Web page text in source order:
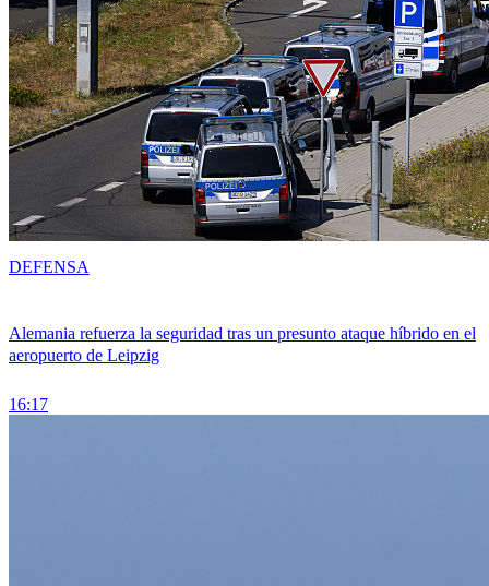
Alemania refuerza la seguridad tras un presunto ataque híbrido en el
aeropuerto de Leipzig
16:17
DEFENSA